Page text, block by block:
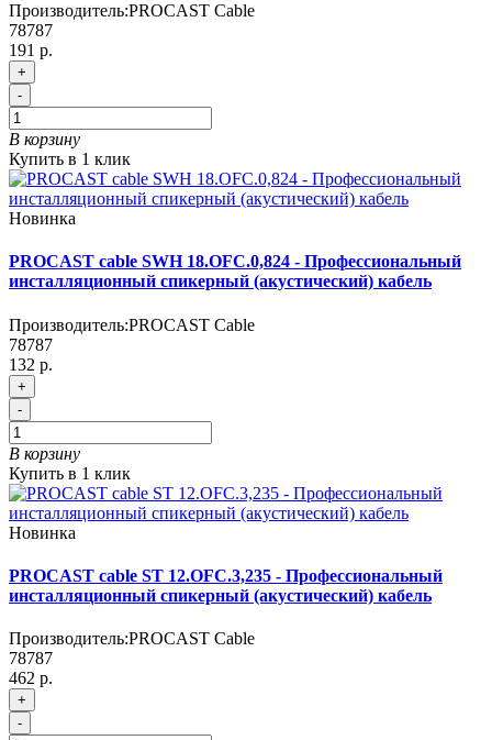
Производитель:PROCAST Cable
78787
191 р.
+
-
В корзину
Купить в 1 клик
Новинка
PROCAST cable SWH 18.OFC.0,824 - Профессиональный
инсталляционный спикерный (акустический) кабель
Производитель:PROCAST Cable
78787
132 р.
+
-
В корзину
Купить в 1 клик
Новинка
PROCAST cable ST 12.OFC.3,235 - Профессиональный
инсталляционный спикерный (акустический) кабель
Производитель:PROCAST Cable
78787
462 р.
+
-